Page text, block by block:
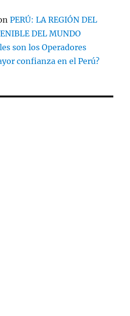
PERÚ: LA REGIÓN DEL
DEL MUNDO
son los Operadores
confianza en el Perú?